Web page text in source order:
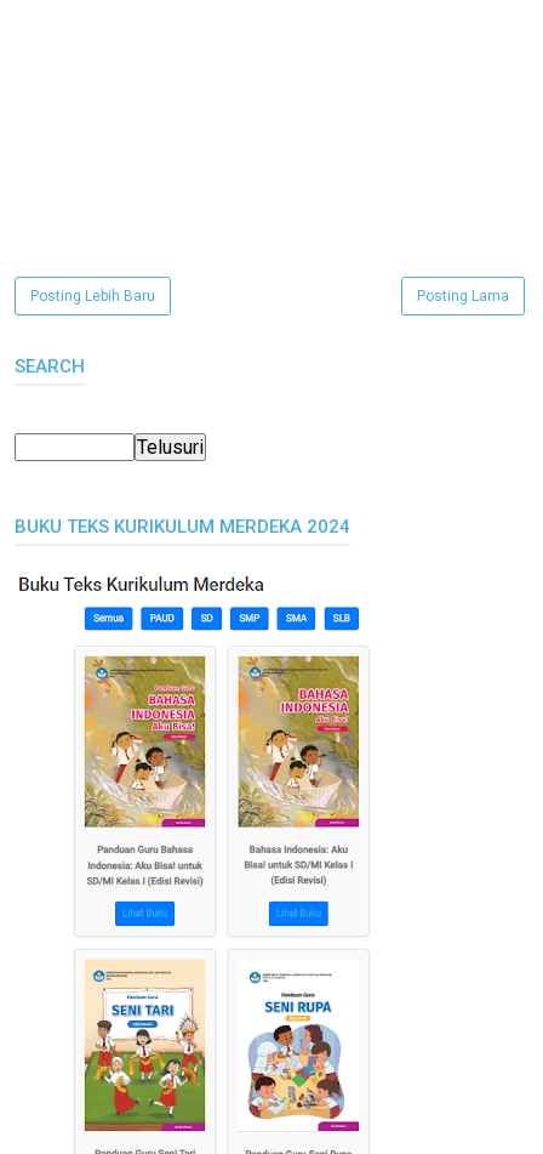
Posting Lebih Baru Posting Lama
SEARCH
BUKU TEKS KURIKULUM MERDEKA 2024